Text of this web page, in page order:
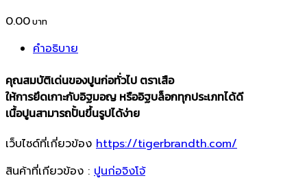
0.00
คำอธิบาย
คุณสมบัติเด่นของปูนก่อทั่วไป ตราเสือ
ให้การยึดเกาะกับอิฐมอญ หรืออิฐบล็อกทุกประเภทได้ดี
เนื้อปูนสามารถปั้นขึ้นรูปได้ง่าย
เว็บไซด์ที่เกี่ยวข้อง https://tigerbrandth.com/
สินค้าที่เกียวข้อง : ปูนก่อจิงโจ้